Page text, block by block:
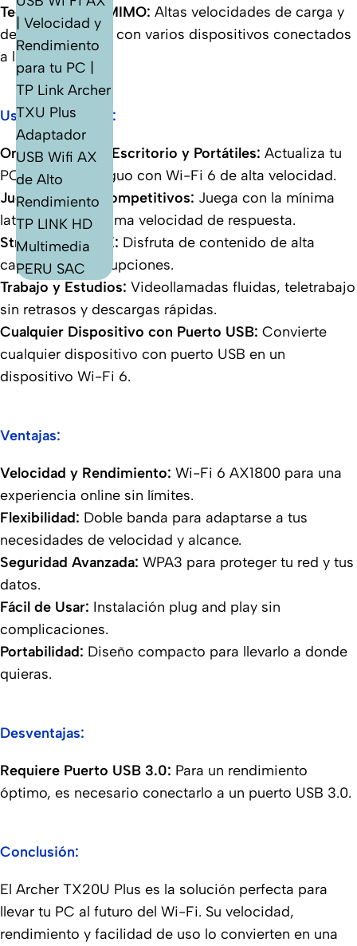
Tecnología MU-MIMO: Altas velocidades de carga y
descarga incluso con varios dispositivos conectados
a la vez.
Usos Frecuentes:
Ordenadores de Escritorio y Portátiles: Actualiza tu
PC o laptop antiguo con Wi-Fi 6 de alta velocidad.
Juegos Online Competitivos: Juega con la mínima
latencia y la máxima velocidad de respuesta.
Streaming 4K/8K: Disfruta de contenido de alta
calidad sin interrupciones.
Trabajo y Estudios: Videollamadas fluidas, teletrabajo
sin retrasos y descargas rápidas.
Cualquier Dispositivo con Puerto USB: Convierte
cualquier dispositivo con puerto USB en un
dispositivo Wi-Fi 6.
Ventajas:
Velocidad y Rendimiento: Wi-Fi 6 AX1800 para una
experiencia online sin límites.
Flexibilidad: Doble banda para adaptarse a tus
necesidades de velocidad y alcance.
Seguridad Avanzada: WPA3 para proteger tu red y tus
datos.
Fácil de Usar: Instalación plug and play sin
complicaciones.
Portabilidad: Diseño compacto para llevarlo a donde
quieras.
Desventajas:
Requiere Puerto USB 3.0: Para un rendimiento
óptimo, es necesario conectarlo a un puerto USB 3.0.
Conclusión:
El Archer TX20U Plus es la solución perfecta para
llevar tu PC al futuro del Wi-Fi. Su velocidad,
rendimiento y facilidad de uso lo convierten en una